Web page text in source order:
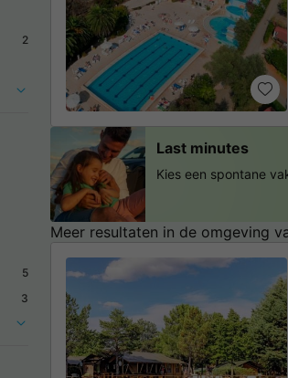
2
5
3
Meer resultaten in de omgeving
Last minutes
Kies een spontane